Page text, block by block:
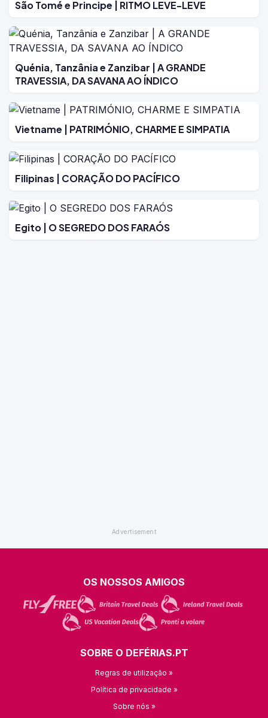
São Tomé e Principe | RITMO LEVE-LEVE
Quénia, Tanzânia e Zanzibar | A GRANDE
TRAVESSIA, DA SAVANA AO ÍNDICO
Vietname | PATRIMÓNIO, CHARME E SIMPATIA
Filipinas | CORAÇÃO DO PACÍFICO
Egito | O SEGREDO DOS FARAÓS
OS NOSSOS AMIGOS
SOBRE O DEFÉRIAS.PT
Regras de utilização »
Política de privacidade »
Sobre nós »